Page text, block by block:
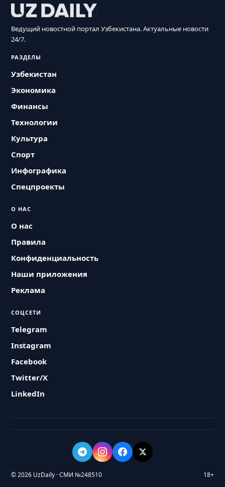
Ведущий новостной портал Узбекистана. Актуальные новости
24/7.
РАЗДЕЛЫ
Узбекистан
Экономика
Финансы
Технологии
Культура
Спорт
Инфографика
Спецпроекты
О НАС
О нас
Правила
Конфиденциальность
Наши приложения
Реклама
СОЦСЕТИ
Telegram
Instagram
Facebook
Twitter/X
LinkedIn
© 2026 UzDaily · СМИ №248510 18+